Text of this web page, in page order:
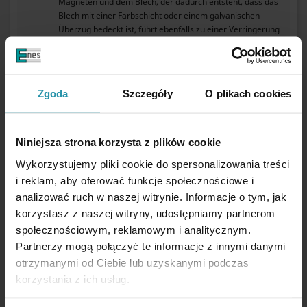
Zgoda Szczegóły O plikach cookies
Niniejsza strona korzysta z plików cookie
Wykorzystujemy pliki cookie do spersonalizowania treści
i reklam, aby oferować funkcje społecznościowe i
analizować ruch w naszej witrynie. Informacje o tym, jak
korzystasz z naszej witryny, udostępniamy partnerom
społecznościowym, reklamowym i analitycznym.
Partnerzy mogą połączyć te informacje z innymi danymi
otrzymanymi od Ciebie lub uzyskanymi podczas
korzystania z ich usług.
Blech mit einer Farbschicht oder einem galvanischen
Überzug bedeckt ist, führt ebenfalls zu einer Verringerung
des Blechs verringert ebenfalls die Haftkraft des Magneten.
erreicht. Die Verwendung von Stahl- oder Gusseisenblechen
mit hohem Kohlenstoffgehalt führt zu einer geringeren
Betriebstemperatur des Magneten beeinflusst. Ein beheizter
Maximale Arbeitstemperatur
250 [°C]
Für die flachen Magnete, oder für solche, die sich in einem
offenen Magnetkreis befinden, kann die Betriebstemperatur
etwas niedriger sein. Für die hohen Magnete, oder für
solche, die sich in einem geschlossenen Magnetkreis
befinden, ist die Betriebstemperatur der maximalen
Betriebstemperatur für das jeweilige Material gleich. Die
Curie-Temperatur beträgt ~ 450°[C]. Der
Temperaturbeiwert der Remanenz TK(Br): ≤ -0,19 %/°[C].